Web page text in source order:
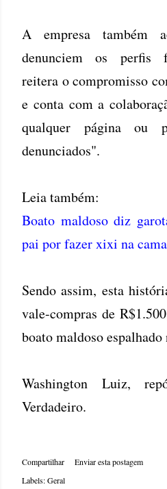
A empresa também
denunciem os perfis
reitera o compromisso
e conta com a
qualquer página ou
denunciados".
Leia também:
Boato maldoso diz
pai por fazer xixi na cama
Sendo assim, esta
vale-compras de
boato maldoso espalhado
Washington Luiz,
Verdadeiro.
Compartilhar
Enviar esta postagem
Labels:Geral